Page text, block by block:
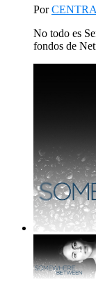
Por
No todo es
fondos de